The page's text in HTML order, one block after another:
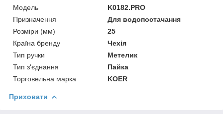
Мoдель
K0182.PRO
Призначення
Для водопостачання
Розміри (мм)
25
Країна бренду
Чехія
Тип ручки
Метелик
Тип з'єднання
Пайка
Торговельна марка
KOER
Приховати